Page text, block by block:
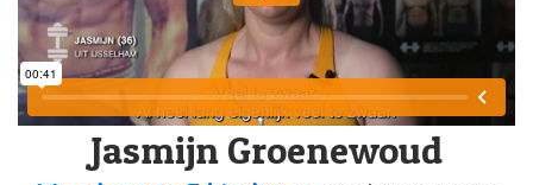
Jasmijn Groenewoud